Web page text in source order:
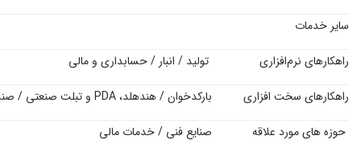
سایر خدمات
راهکارهای نرم‌افزاری
تولید / انبار / حسابداری و مالی
راهکارهای سخت افزاری
بارکدخوان / هندهلد، PDA و تبلت صنعتی / صندوق فروشگاهی و لوازم جانبی / چاپگر برچسب بارکد / تگ خوان RFID / تجهیزات مکان‌یابی
حوزه های مورد علاقه
صنایع فنی / خدمات مالی